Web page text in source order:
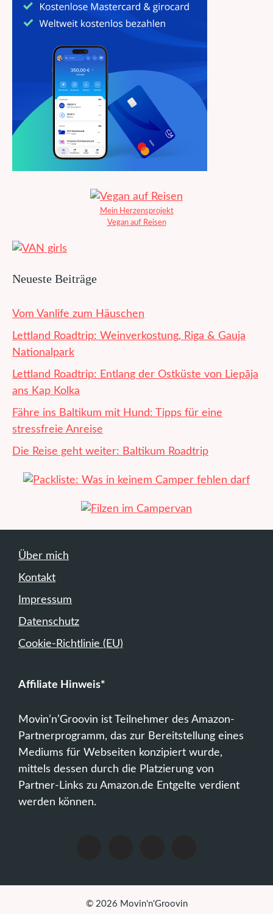
Mein Herzensprojekt
Vegan auf Reisen
Neueste Beiträge
Vom Vanlife zum Häuschen
Lettland Roadtrip: Weinverkostung, Riga & Gauja
Nationalpark
Lettland Roadtrip: Entlang der Ostküste von Liepāja
ans Kap Kolka
Fähre ins Baltikum mit Hund: Tipps für eine
stressfreie Anreise
Die Reise geht weiter: Baltikum Roadtrip
Über mich
Kontakt
Impressum
Datenschutz
Cookie-Richtlinie (EU)
Affiliate Hinweis*
Movin’n’Groovin ist Teilnehmer des Amazon-
Partnerprogramm, das zur Bereitstellung eines
Mediums für Webseiten konzipiert wurde,
mittels dessen durch die Platzierung von
Partner-Links zu Amazon.de Entgelte verdient
werden können.
© 2026 Movin'n'Groovin